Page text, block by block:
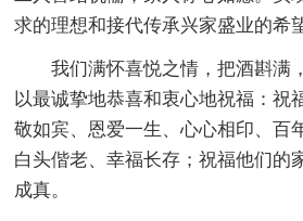
求的理想和接代传承兴家盛业的希
我们满怀喜悦之情，把酒斟满
以最诚挚地恭喜和衷心地祝福：祝
敬如宾、恩爱一生、心心相印、百
白头偕老、幸福长存；祝福他们的
成真。